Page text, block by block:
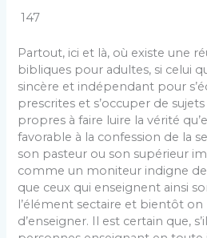
147
Partout, ici et là, où existe une
bibliques pour adultes, si celui
sincère et indépendant pour
prescrites et s’occuper de
propres à faire luire la vérité
favorable à la confession de la
son pasteur ou son supérieur
comme un moniteur indigne de
que ceux qui enseignent ainsi
l’élément sectaire et bientôt
d’enseigner. Il est certain que,